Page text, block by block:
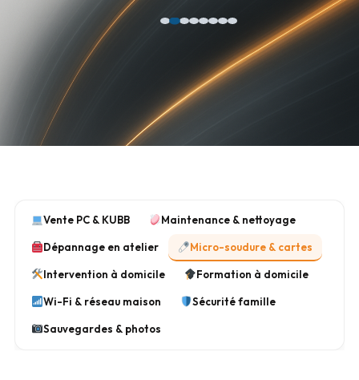
Vente PC & KUBB Maintenance & nettoyage
Dépannage en atelier Micro-soudure & cartes
Intervention à domicile Formation à domicile
Wi-Fi & réseau maison Sécurité famille
Sauvegardes & photos